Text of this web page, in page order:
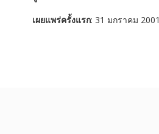
เผยแพร่ครั้งแรก: 31 มกราคม 2001